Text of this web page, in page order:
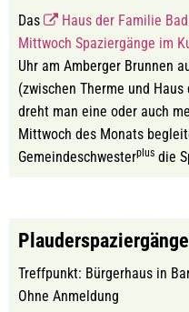
Das
Haus der Familie
Mittwoch Spaziergänge im
Uhr am Amberger Brunnen
(zwischen Therme und
dreht man eine oder auch
Mittwoch des Monats
Gemeindeschwesterplus die
Treffpunkt: Bürgerhaus in
Ohne Anmeldung